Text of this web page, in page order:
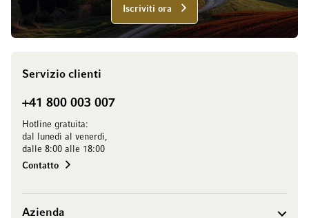
Iscriviti ora
Servizio clienti
+41 800 003 007
Hotline gratuita:
dal lunedì al venerdì,
dalle 8:00 alle 18:00
Contatto
Azienda